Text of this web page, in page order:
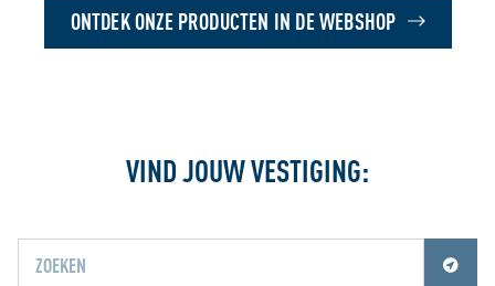
ONTDEK ONZE PRODUCTEN IN DE WEBSHOP
VIND JOUW VESTIGING: